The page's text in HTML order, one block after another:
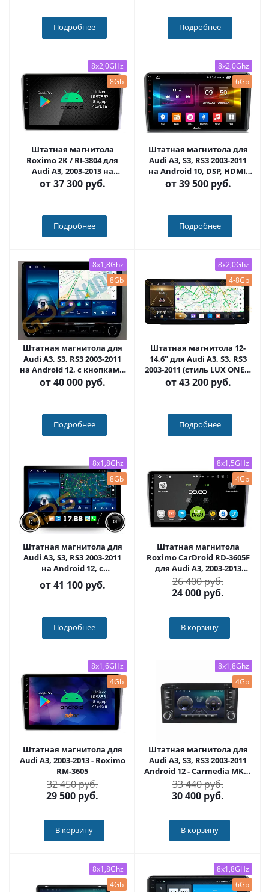
Подробнее Подробнее
8x2,0GHz
8Gb
Штатная магнитола
Roximo 2K / RI-3804 для
Audi A3, 2003-2013 на
Android 12 (8/128Gb)
от37 300 руб.
Подробнее
8x2,0Ghz
6Gb
Штатная магнитола для
Audi A3, S3, RS3 2003-2011
на Android 10, DSP, HDMI,
Интерьерная подсветка -
Carmedia OL-9968-D
от39 500 руб.
Подробнее
8x1,8Ghz
8Gb
Штатная магнитола для
Audi A3, S3, RS3 2003-2011
на Android 12, с кнопками
(серые или черные) QLED -
Carmedia OL-9968+KP-
от40 000 руб.
Подробнее
8x2,0Ghz
4-8Gb
Штатная магнитола 12-
14,6" для Audi A3, S3, RS3
2003-2011 (стиль LUX ONE) -
Carmedia OL-9968
от43 200 руб.
Подробнее
8x1,8Ghz
8Gb
Штатная магнитола для
Audi A3, S3, RS3 2003-2011
на Android 12, с
крутилками 10 / 11
дюймов QLED 2K -
от41 100 руб.
Подробнее
8x1,5GHz
4Gb
Штатная магнитола
Roximo CarDroid RD-3605F
для Audi A3, 2003-2013
(Android 10) DSP
26 400 руб.
24 000 руб.
В корзину
8x1,6GHz
4Gb
Штатная магнитола для
Audi A3, 2003-2013 - Roximo
RM-3605
32 450 руб.
29 500 руб.
В корзину
8x1,8Ghz
4Gb
Штатная магнитола для
Audi A3, S3, RS3 2003-2011
Android 12 - Carmedia MKD-
7008-S10
33 440 руб.
30 400 руб.
В корзину
8x1,8Ghz
4Gb
8x1,8GHz
6Gb